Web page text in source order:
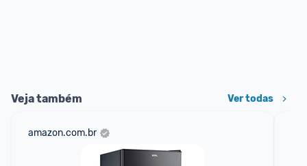
Veja também Ver todas
amazon.com.br